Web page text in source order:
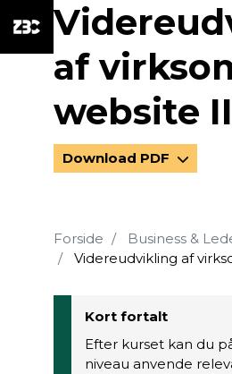
af
website II
Download PDF
Forside
Business &
Videreudvikling af
Kort fortalt
Efter kurset kan du
niveau anvende